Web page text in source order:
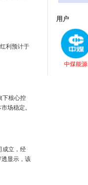
利预计于
下核心控
场稳定。
成立，经
显示，该
用户
中煤能源